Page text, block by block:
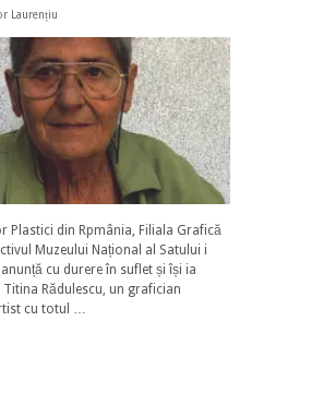
Laurențiu
Plastici din Rpmânia, Filiala Grafică
Muzeului Național al Satului i
anunță cu durere în suflet și își ia
Rădulescu, un grafician
cu totul …